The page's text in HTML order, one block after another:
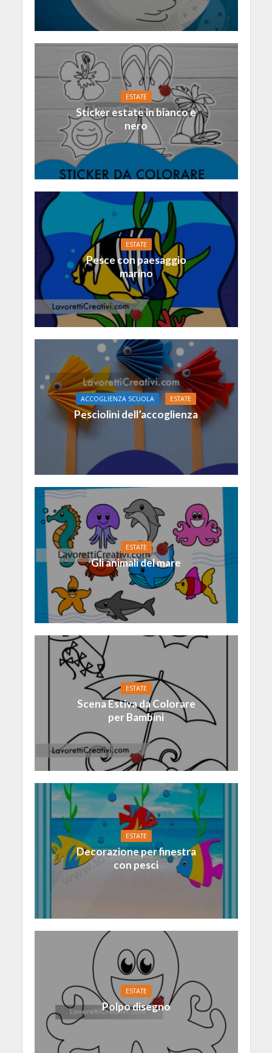
ESTATE
Sticker estate in bianco e
nero
ESTATE
Pesce con paesaggio
marino
ACCOGLIENZA SCUOLA ESTATE
Pesciolini dell’accoglienza
ESTATE
Gli animali del mare
ESTATE
Scena Estiva da Colorare
per Bambini
ESTATE
Decorazione per finestra
con pesci
ESTATE
Polpo disegno